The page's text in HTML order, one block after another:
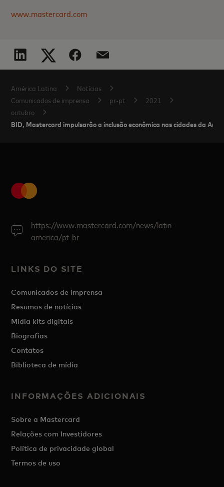
www.mastercard.com
América Latina
Notícias
Comunicados de imprensa
pr-pt
2021
outubro
BID, Mastercard impulsarão a inclusão econômica nas cidades da
https://www.mastercard.com/news/latin-
america/pt-br
LINKS DO SITE
Comunicados de imprensa
Resumos de notícias
Mídia kits digitais
Biografias
Contatos
Biblioteca de mídia
INFORMAÇÕES ADICIONAIS
Sobre a Mastercard
Relações com Investidores
Política de privacidade global
Termos de uso